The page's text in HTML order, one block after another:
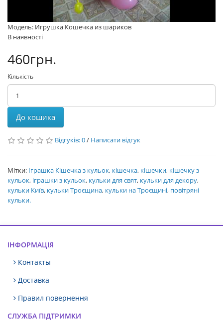
Модель: Игрушка Кошечка из шариков
В наявності
460грн.
Кількість
До кошика
Відгуків: 0/ Написати відгук
Мітки: Іграшка Кішечка з кульок, кішечка, кішечки, кішечку з
кульок, іграшки з кульок, кульки для свят, кульки для декору,
кульки Київ, кульки Троєщина, кульки на Троєщині, повітряні
кульки.
ІНФОРМАЦІЯ
Контакты
Доставка
Правил повернення
СЛУЖБА ПІДТРИМКИ